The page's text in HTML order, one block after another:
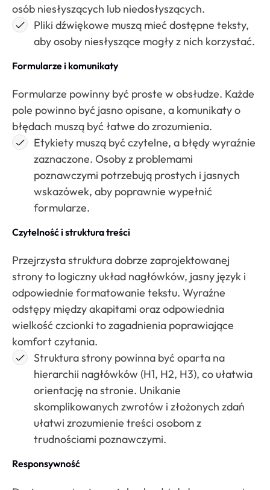
osób niesłyszących lub niedosłyszących.
Pliki dźwiękowe muszą mieć dostępne teksty,
aby osoby niesłyszące mogły z nich korzystać.
Formularze i komunikaty
Formularze powinny być proste w obsłudze. Każde
pole powinno być jasno opisane, a komunikaty o
błędach muszą być łatwe do zrozumienia.
Etykiety muszą być czytelne, a błędy wyraźnie
zaznaczone. Osoby z problemami
poznawczymi potrzebują prostych i jasnych
wskazówek, aby poprawnie wypełnić
formularze.
Czytelność i struktura treści
Przejrzysta struktura dobrze zaprojektowanej
strony to logiczny układ nagłówków, jasny język i
odpowiednie formatowanie tekstu. Wyraźne
odstępy między akapitami oraz odpowiednia
wielkość czcionki to zagadnienia poprawiające
komfort czytania.
Struktura strony powinna być oparta na
hierarchii nagłówków (H1, H2, H3), co ułatwia
orientację na stronie. Unikanie
skomplikowanych zwrotów i złożonych zdań
ułatwi zrozumienie treści osobom z
trudnościami poznawczymi.
Responsywność